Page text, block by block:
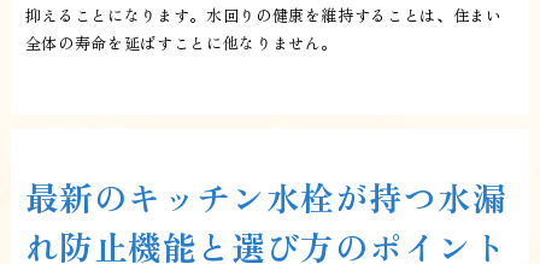
抑えることになります。水回りの健康を維持することは、住まい
全体の寿命を延ばすことに他なりません。
最新のキッチン水栓が持つ水漏
れ防止機能と選び方のポイント